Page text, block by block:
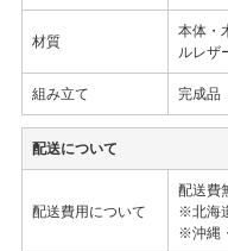
材質
本体・
ルレザ
組み立て 完成品
配送について
配送費用について
配送費
※北海
※沖縄